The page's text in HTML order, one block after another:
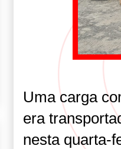
Uma carga
era
nesta quarta-